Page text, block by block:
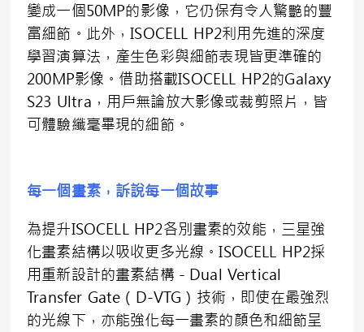
變成一個50MP的影像，它仍保有令人驚艷的豐
富細節。此外，ISOCELL HP2利用先進的深度
學習演算法，產生色彩與細節表現皆更準確的
200MP影像。借助搭載ISOCELL HP2的Galaxy
S23 Ultra，用戶無論放大影像或裁剪照片，皆
可體驗纖毫畢現的細節。
每一個畫素，訴說每一個故事
為提升ISOCELL HP2各別畫素的效能，三星強
化畫素結構以吸收更多光線。ISOCELL HP2採
用重新設計的畫素結構－Dual Vertical
Transfer Gate（D-VTG）技術，即使在最強烈
的光線下，亦能強化每一畫素的顏色和細節呈